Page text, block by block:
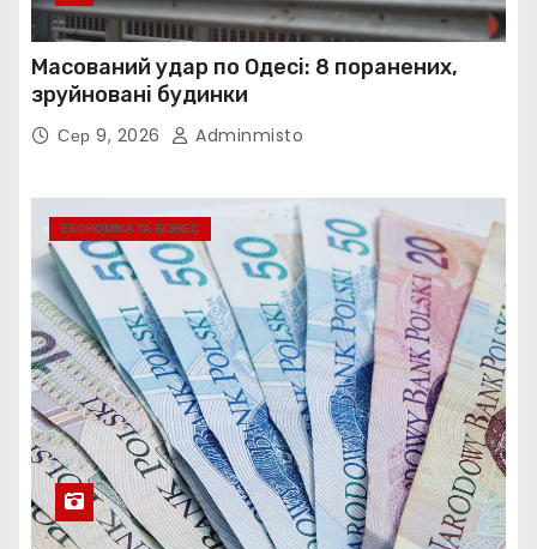
Масований удар по Одесі: 8 поранених,
зруйновані будинки
Сер 9, 2026 Adminmisto
ЕКОНОМІКА ТА БІЗНЕС